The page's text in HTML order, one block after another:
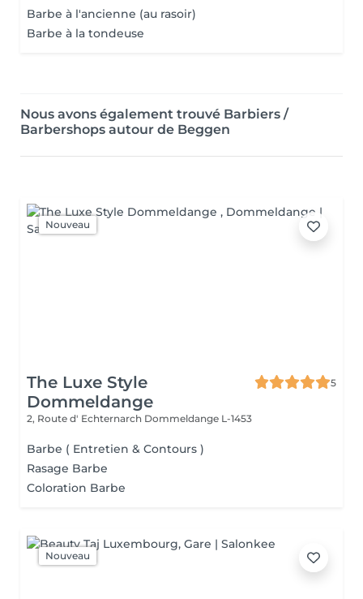
Barbe à l'ancienne (au rasoir)
Barbe à la tondeuse
Nous avons également trouvé Barbiers /
Barbershops autour de Beggen
Nouveau
The Luxe Style
Dommeldange
5
2, Route d' Echternarch Dommeldange L-1453
Barbe ( Entretien & Contours )
Rasage Barbe
Coloration Barbe
Nouveau